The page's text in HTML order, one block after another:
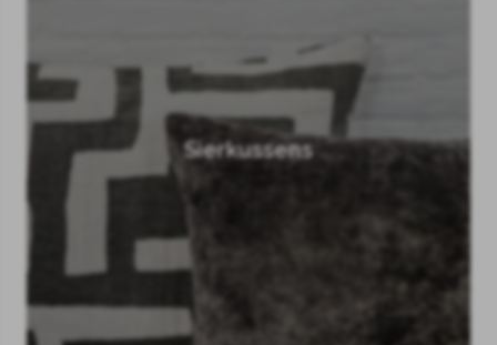
Sierkussens